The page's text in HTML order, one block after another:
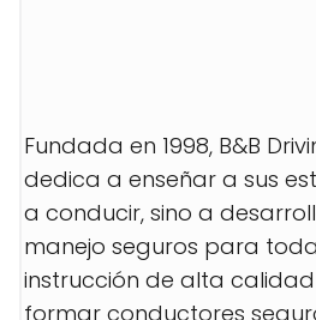
Fundada en 1998, B&B
dedica a enseñar a sus
a conducir, sino a
manejo seguros para
instrucción de alta
formar conductores